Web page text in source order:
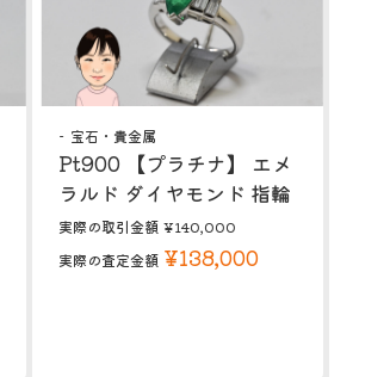
宝石・貴金属
Pt900 【プラチナ】 エメ
ラルド ダイヤモンド 指輪
実際の取引金額 ¥140,000
実際の査定金額 ¥138,000